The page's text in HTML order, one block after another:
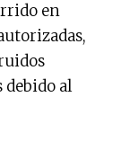
en
debido al